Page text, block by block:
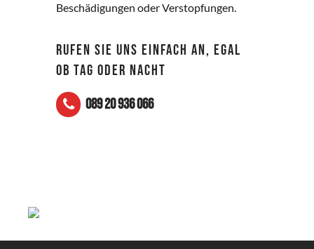
Beschädigungen oder Verstopfungen.
RUFEN SIE UNS EINFACH AN, EGAL
OB TAG ODER NACHT
089 20 936 066